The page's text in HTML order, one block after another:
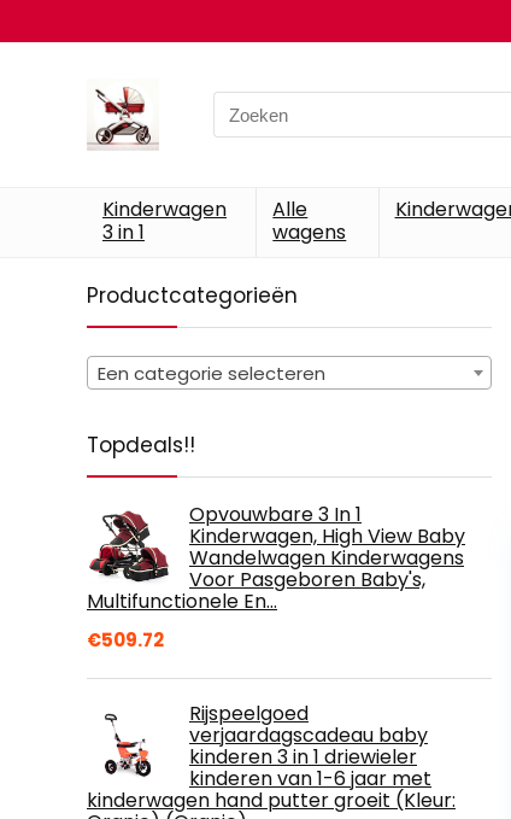
Search
for:
Kinderwagen
3 in 1
Alle
wagens
Productcategorieën
Een categorie selecteren
Topdeals!!
Opvouwbare 3 In 1
Kinderwagen, High View Baby
Wandelwagen Kinderwagens
Voor Pasgeboren Baby's,
Multifunctionele En…
€509.72
Rijspeelgoed
verjaardagscadeau baby
kinderen 3 in 1 driewieler
kinderen van 1-6 jaar met
kinderwagen hand putter groeit (Kleur: